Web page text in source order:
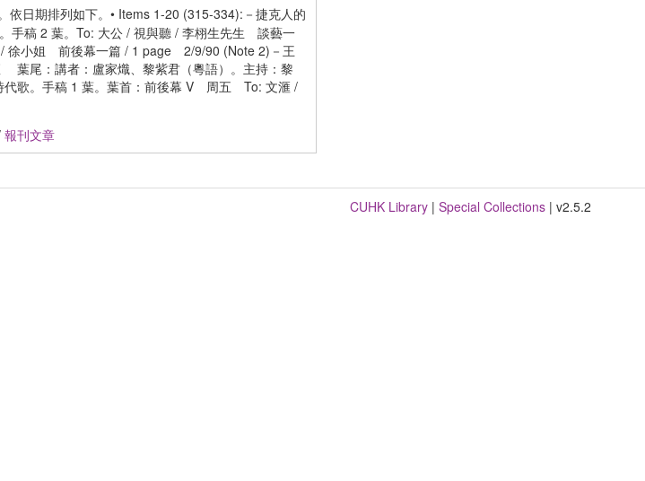
日期排列如下。• Items 1-20 (315-334):－捷克人的
手稿 2 葉。To: 大公 / 視與聽 / 李栩生先生 談藝一
徐小姐 前後幕一篇 / 1 page 2/9/90 (Note 2)－王
尾：講者：盧家熾、黎紫君（粵語）。主持：黎
歌。手稿 1 葉。葉首：前後幕 V 周五 To: 文滙 /
報刊文章
CUHK Library | Special Collections | v2.5.2